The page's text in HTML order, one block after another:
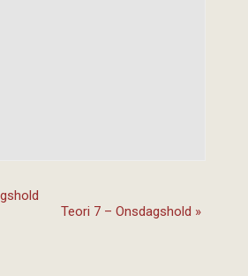
Teori 7 – Onsdagshold »